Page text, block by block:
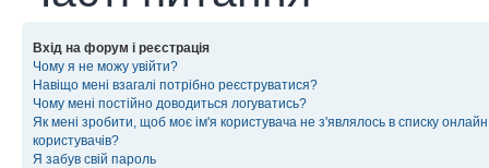
Вхід на форум і реєстрація
Чому я не можу увійти?
Навіщо мені взагалі потрібно реєструватися?
Чому мені постійно доводиться логуватись?
Як мені зробити, щоб моє ім'я користувача не з'являлось в списку онлайн
користувачів?
Я забув свій пароль